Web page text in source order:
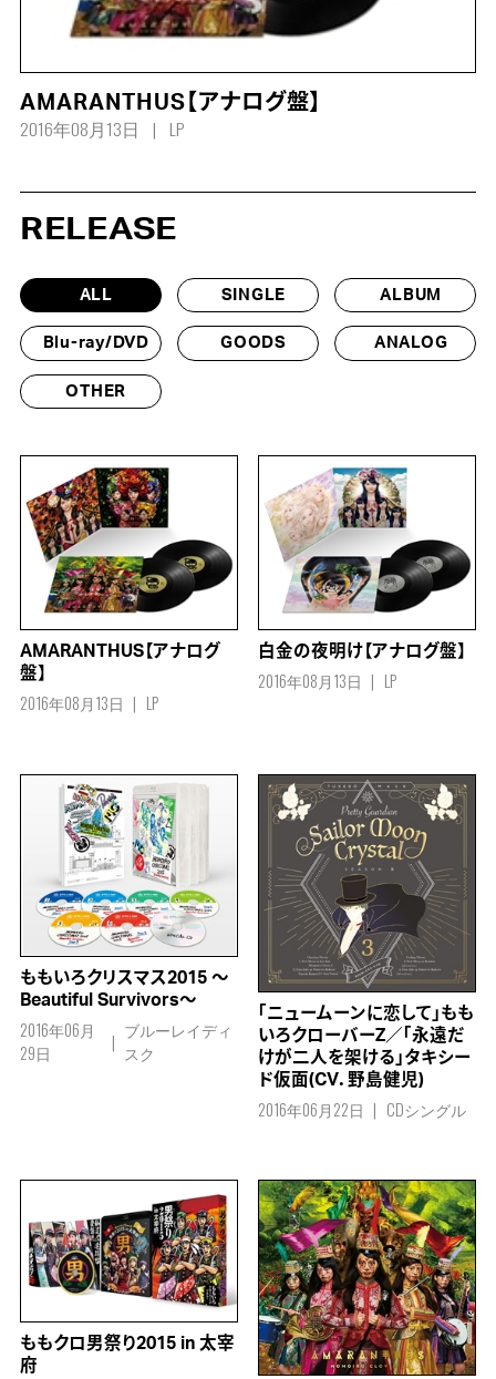
AMARANTHUS【アナログ盤】
2016年08月13日 LP
RELEASE
ALL SINGLE ALBUM
Blu-ray/DVD GOODS ANALOG
OTHER
AMARANTHUS【アナログ
盤】
2016年08月13日 LP
白金の夜明け【アナログ盤】
2016年08月13日 LP
ももいろクリスマス2015 ～
Beautiful Survivors～
2016年06月
29日
ブルーレイディ
スク
「ニュームーンに恋して」もも
いろクローバーZ／「永遠だ
けが二人を架ける」タキシー
ド仮面(CV．野島健児)
2016年06月22日 CDシングル
ももクロ男祭り2015 in 太宰
府